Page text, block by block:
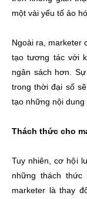
một vài yếu tố ảo
Ngoài ra, marketer
tạo tương tác với
ngân sách hơn.
trong thời đại số
tạo những nội dung
Thách thức cho
Tuy nhiên, cơ hội
những thách
marketer là thay